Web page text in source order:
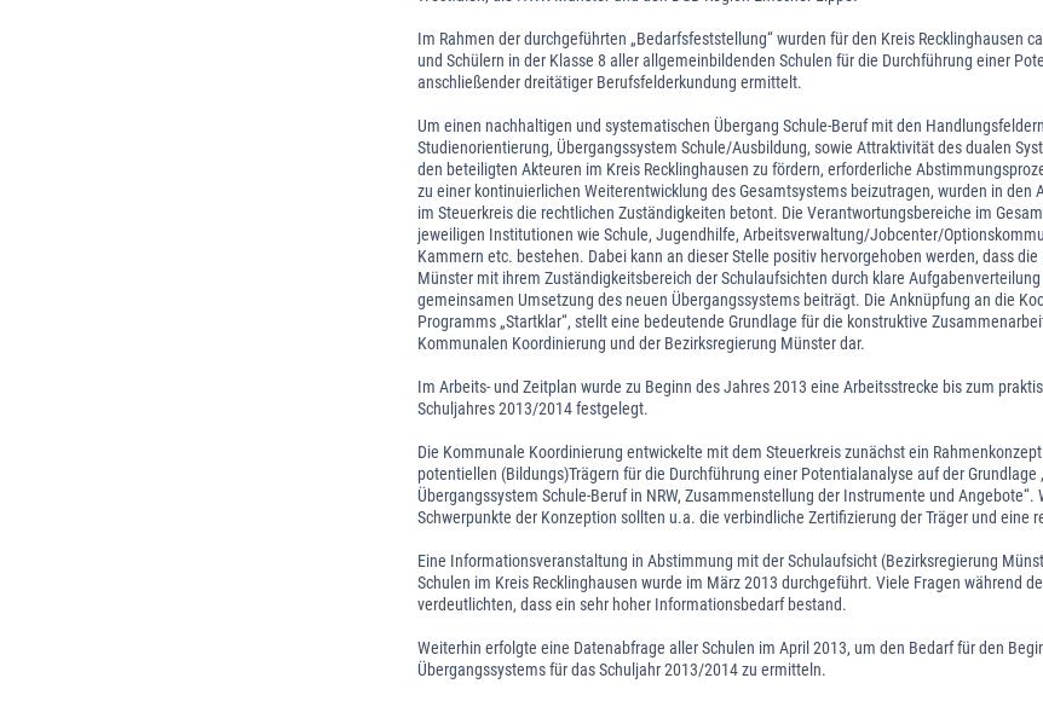
Im Rahmen der durchgeführten „Bedarfsfeststellung“ wurden für den Kreis Recklinghausen
und Schülern in der Klasse 8 aller allgemeinbildenden Schulen für die Durchführung einer
anschließender dreitätiger Berufsfelderkundung ermittelt.
Um einen nachhaltigen und systematischen Übergang Schule-Beruf mit den
Studienorientierung, Übergangssystem Schule/Ausbildung, sowie Attraktivität des dualen
den beteiligten Akteuren im Kreis Recklinghausen zu fördern, erforderliche
zu einer kontinuierlichen Weiterentwicklung des Gesamtsystems beizutragen, wurden in den
im Steuerkreis die rechtlichen Zuständigkeiten betont. Die Verantwortungsbereiche im
jeweiligen Institutionen wie Schule, Jugendhilfe, Arbeitsverwaltung/Jobcenter/
Kammern etc. bestehen. Dabei kann an dieser Stelle positiv hervorgehoben werden, dass die
Münster mit ihrem Zuständigkeitsbereich der Schulaufsichten durch klare
gemeinsamen Umsetzung des neuen Übergangssystems beiträgt. Die Anknüpfung an die
Programms „Startklar“, stellt eine bedeutende Grundlage für die konstruktive
Kommunalen Koordinierung und der Bezirksregierung Münster dar.
Im Arbeits- und Zeitplan wurde zu Beginn des Jahres 2013 eine Arbeitsstrecke bis zum
Schuljahres 2013/2014 festgelegt.
Die Kommunale Koordinierung entwickelte mit dem Steuerkreis zunächst ein
potentiellen (Bildungs)Trägern für die Durchführung einer Potentialanalyse auf der Grundlage
Übergangssystem Schule-Beruf in NRW, Zusammenstellung der Instrumente und Angebote“.
Schwerpunkte der Konzeption sollten u.a. die verbindliche Zertifizierung der Träger und eine
Eine Informationsveranstaltung in Abstimmung mit der Schulaufsicht (Bezirksregierung
Schulen im Kreis Recklinghausen wurde im März 2013 durchgeführt. Viele Fragen während
verdeutlichten, dass ein sehr hoher Informationsbedarf bestand.
Weiterhin erfolgte eine Datenabfrage aller Schulen im April 2013, um den Bedarf für den
Übergangssystems für das Schuljahr 2013/2014 zu ermitteln.